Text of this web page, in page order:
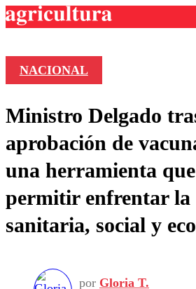
Frecuencias
Agricultura TV
Deportes
Colo Colo
Motor
Otros Deportes
Seleccion Chilena
Universidad Católica
Entretención
Noticias
Dato Practico
Economía
Política
Vida Social
Publicaciones en
Comercial
NACIONAL
Ministro Delgado
aprobación de
una herramienta
permitir enfrentar la
sanitaria, social y
por Gloria T.